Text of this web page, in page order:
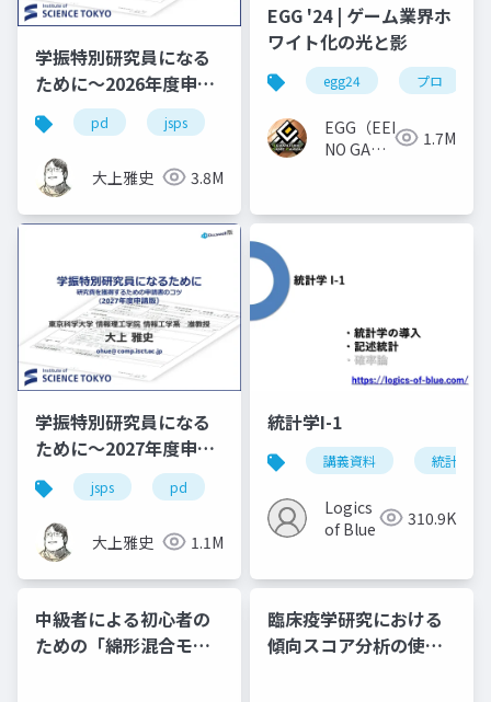
学振特別研究員になる
ために～2026年度申請
版
pd jsps dc1
大上雅史 3.8M
EGG '24 | ゲーム業界ホ
ワイト化の光と影
egg24 プロ
EGG（EEKANJI
NO GAME
1.7M
学振特別研究員になる
ために～2027年度申請
版
jsps pd
大上雅史 1.1M
統計学I-1
講義資料 統計学
Logics
of Blue
310.9K
中級者による初心者の
ための「綿形混合モデ
臨床疫学研究における
傾向スコア分析の使い